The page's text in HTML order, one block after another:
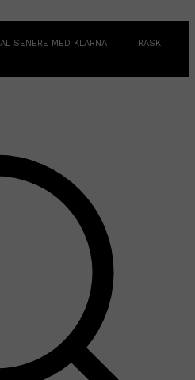
SENERE MED KLARNA . RASK